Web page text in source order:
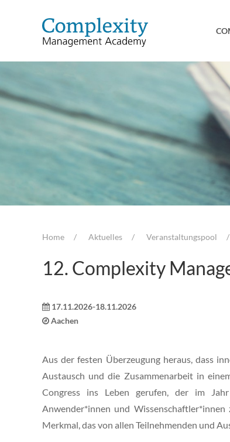
Home Aktuelles Veranstaltungspool
12. Complexity
17.11.2026-18.11.2026
Aachen
Aus der festen Überzeugung heraus, dass
Austausch und die Zusammenarbeit in
Congress ins Leben gerufen, der im
Anwender*innen und
Merkmal, das von allen Teilnehmenden und